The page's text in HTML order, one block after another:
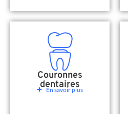
Couronnes
dentaires
En savoir plus